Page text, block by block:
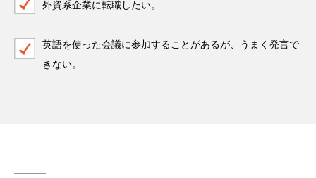
外資系企業に転職したい。
英語を使った会議に参加することがあるが、うまく発言で
きない。